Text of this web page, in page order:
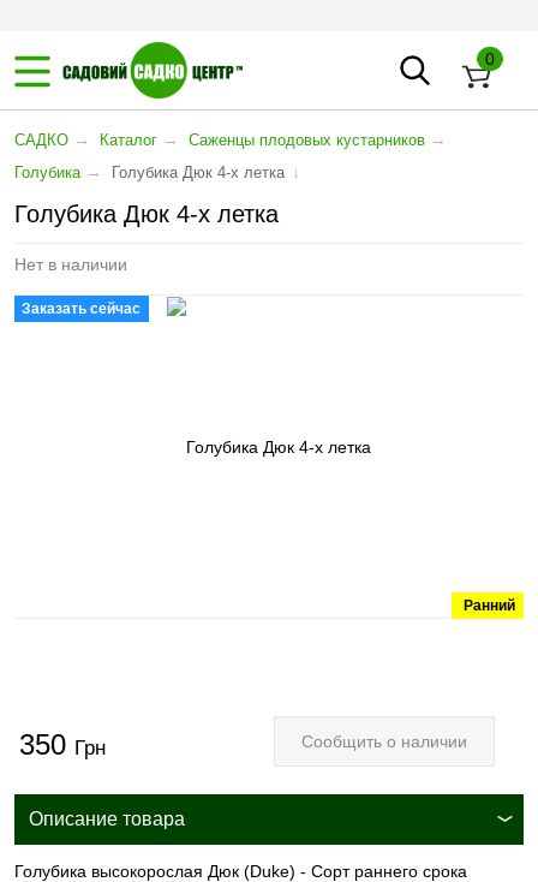
0
САДКО → Каталог → Саженцы плодовых кустарников →
Голубика → Голубика Дюк 4-х летка ↓
Голубика Дюк 4-х летка
Нет в наличии
Заказать сейчас
Ранний
350 Грн Сообщить о наличии
Описание товара
Голубика высокорослая Дюк (Duke) - Сорт раннего срока